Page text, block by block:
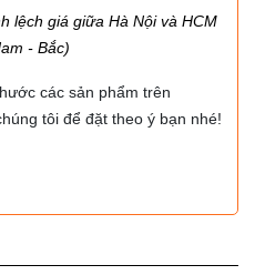
lệch giá giữa Hà Nội và HCM
- Bắc)
các sản phẩm trên
tôi để đặt theo ý bạn nhé!